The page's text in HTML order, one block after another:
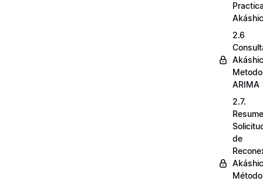
2.6
Metodo
ARIMA
2.7.
de
Método